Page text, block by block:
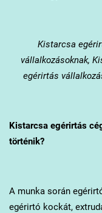
Kistarcsa
vállalkozásoknak,
egérirtás
Kistarcsaegérirtás
történik?
A munka során
egérirtó kockát,